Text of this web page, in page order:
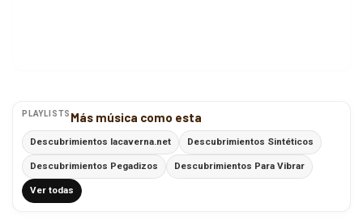
PLAYLISTS Más música como esta
Descubrimientos lacaverna.net Descubrimientos Sintéticos
Descubrimientos Pegadizos Descubrimientos Para Vibrar
Ver todas